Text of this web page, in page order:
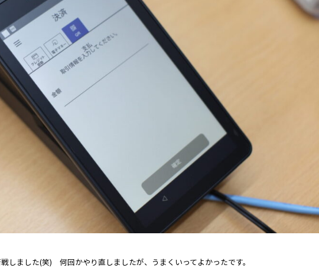
しました(笑) 何回かやり直しましたが、うまくいってよかったです。